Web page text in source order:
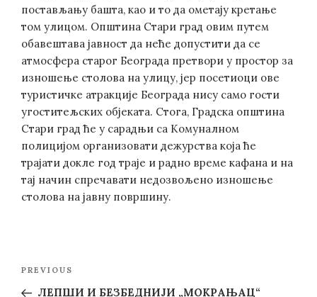
постављању баштa, као и то да ометају кретање
том улицом. Општина Стари град овим путем
обавештава јавност да неће допустити да се
атмосфера старог Београда претвори у простор за
изношење столова на улицу, јер посетиоци ове
туристичке атракције Београда нису само гости
угоститељских објеката. Стога, Градска општина
Стари град ће у сарадњи са Комуналном
полицијом организовати дежурства која ће
трајати докле год траје и радно време кафана и на
тај начин спречавати недозвољено изношење
столова на јавну површину.
Post
Previous
Post
PREVIOUS
ЛЕПШИ И БЕЗБЕДНИЈИ „МОКРАЊАЦ“